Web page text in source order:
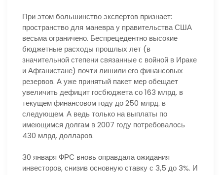
При этом большинство экспертов признает:
пространство для маневра у правительства США
весьма ограничено. Беспрецедентно высокие
бюджетные расходы прошлых лет (в
значительной степени связанные с войной в Ираке
и Афганистане) почти лишили его финансовых
резервов. А уже принятый пакет мер обещает
увеличить дефицит госбюджета со 163 млрд. в
текущем финансовом году до 250 млрд. в
следующем. А ведь только на выплаты по
имеющимся долгам в 2007 году потребовалось
430 млрд. долларов.
30 января ФРС вновь оправдала ожидания
инвесторов, снизив основную ставку с 3,5 до 3%. И